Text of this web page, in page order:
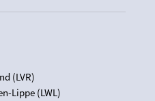
(LVR)
Lippe (LWL)